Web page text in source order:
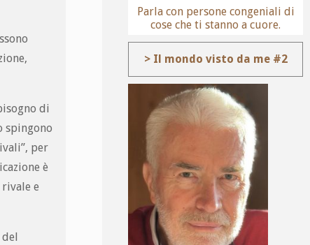
di
spingono
per
è
e
Parla con persone congeniali di
cose che ti stanno a cuore.
> Il mondo visto da me #2